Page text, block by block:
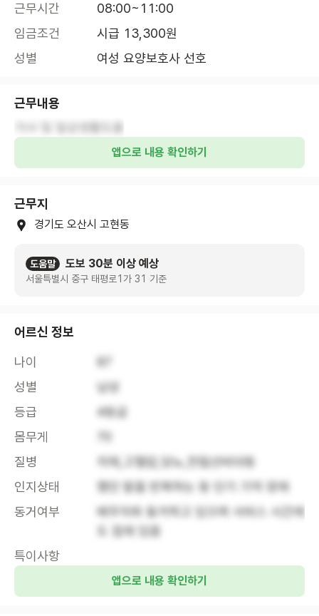
근무시간
08:00~11:00
임금조건
시급 13,300원
성별
여성 요양보호사 선호
근무내용
앱으로 내용 확인하기
근무지
경기도 오산시 고현동
도움말 도보 30분 이상 예상
서울특별시 중구 태평로1가 31 기준
어르신 정보
나이
87
성별
남성
등급
4등급
몸무게
질병
치매,고혈압,당뇨,전립선비대등
인지상태
했던 말을 반복하는 등 단기 기억 장애
동거여부
배우자와 동거하고 있으며 서비스 시간에
도 집에 있음
특이사항
앱으로 내용 확인하기